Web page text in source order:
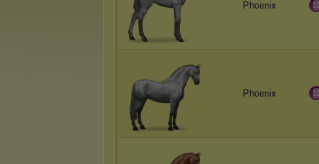
Phoenix
Phoenix